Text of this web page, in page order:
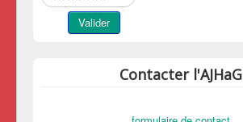
Valider
Contacter l'AJHaG